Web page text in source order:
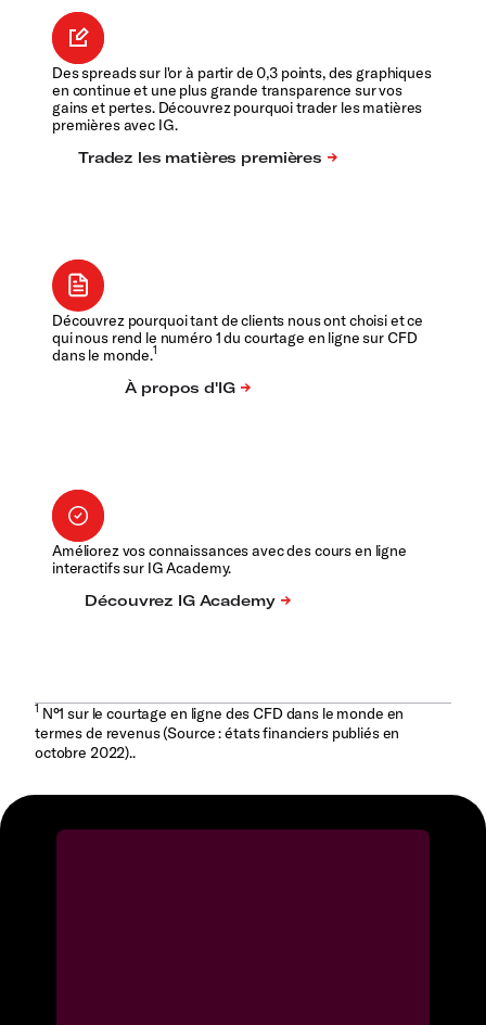
Des spreads sur l'or à partir de 0,3 points, des graphiques
en continue et une plus grande transparence sur vos
gains et pertes. Découvrez pourquoi trader les matières
premières avec IG.
Découvrez pourquoi tant de clients nous ont choisi et ce
qui nous rend le numéro 1 du courtage en ligne sur CFD
dans le monde.1
Améliorez vos connaissances avec des cours en ligne
interactifs sur IG Academy.
1 N°1 sur le courtage en ligne des CFD dans le monde en
termes de revenus (Source : états financiers publiés en
octobre 2022)..